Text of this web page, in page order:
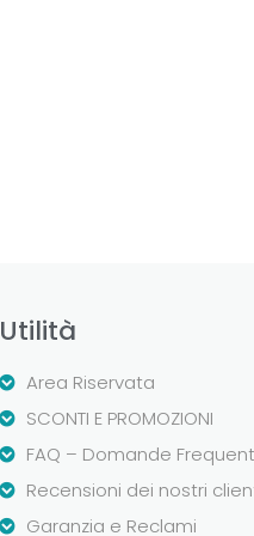
Utilità
Area Riservata
SCONTI E PROMOZIONI
FAQ – Domande
Recensioni dei nostri
Garanzia e Reclami